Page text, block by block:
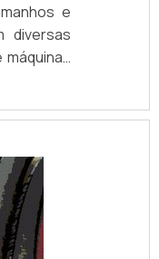
e
diversas
todas as